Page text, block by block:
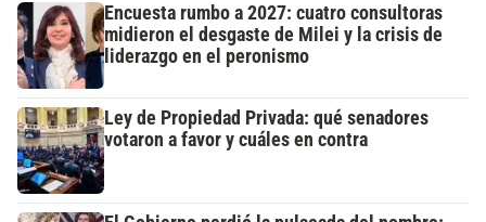
Encuesta rumbo a 2027: cuatro consultoras
midieron el desgaste de Milei y la crisis de
liderazgo en el peronismo
Ley de Propiedad Privada: qué senadores
votaron a favor y cuáles en contra